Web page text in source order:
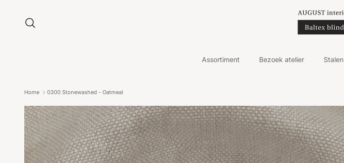
Assortiment Bezoek atelier Stalen
Home 0300 Stonewashed - Oatmeal
Ga direct naar productinformatie